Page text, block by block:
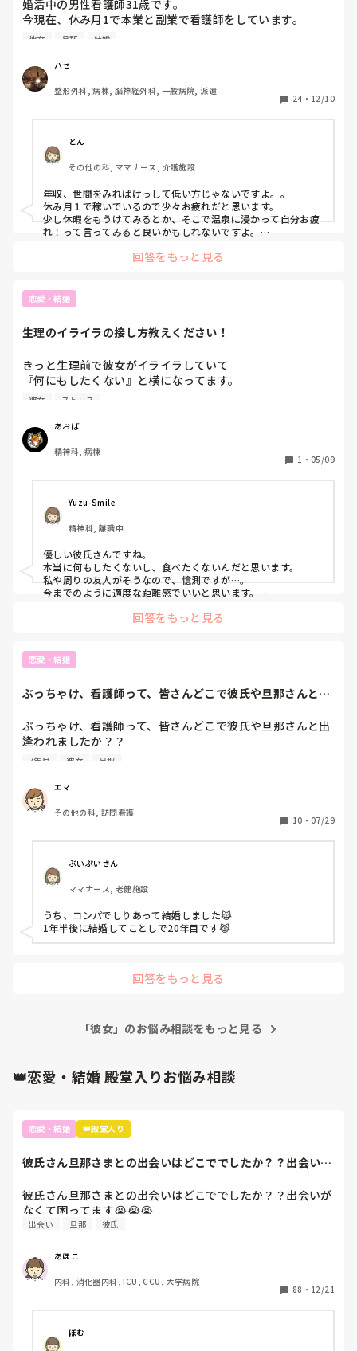
婚活中の男性看護師31歳です。
今現在、休み月1で本業と副業で看護師をしています。
年収自体は680万～700万くらいです。
収800万から1000万以上の方が多くて、こういう方達がライ
バルになるのか〜って思うと自信を無くします。
婚活だと高ステータスな方達と見比べられてそもそも相手に
されないような感じです。
キープという意味では相手にはされる感じはあります。
3ヶ月ごとにボトックス注射をしたり、オシャレではないで
すが、清潔感を気を付けたりしてるのですが上手くいきませ
ん。
最近はもっぱらジムで健康目的のために筋トレして友達と話
気持ちが沈んできているので良かったら気持ちが上向きにな
る方法を色々教えて頂けると嬉しいです。
彼女 旦那 結婚
ハセ
整形外科, 病棟, 脳神経外科, 一般病院, 派遣
24 ・ 12/10
とん
その他の科, ママナース, 介護施設
年収、世間をみればけっして低い方じゃないですよ。。
休み月１で稼いでいるので少々お疲れだと思います。
少し休暇をもうけてみるとか、そこで温泉に浸かって自分お疲
れ！って言ってみると良いかもしれないですよ。
回答をもっと見る
恋愛・結婚
生理のイライラの接し方教えください！
きっと生理前で彼女がイライラしていて
『何にもしたくない』と横になってます。
こー言う時どんな物なら食べたいとかありますか？
時々声をかけたり、そっとしてたり
どんなふうに接したらいいとかアドバイスあれば教えてくだ
彼女 ストレス
あおば
精神科, 病棟
1 ・ 05/09
Yuzu-Smile
精神科, 離職中
優しい彼氏さんですね。
本当に何もしたくないし、食べたくないんだと思います。
私や周りの友人がそうなので、憶測ですが…。
今までのように適度な距離感でいいと思います。
ず自由にしてもらうくらいがちょうど良かったです。
回答をもっと見る
恋愛・結婚
ぶっちゃけ、看護師って、皆さんどこで彼氏や旦那さんと出
ぶっちゃけ、看護師って、皆さんどこで彼氏や旦那さんと出
逢われましたか？？
看護師7年目ですが、コンパや飲み会、紹介、集まりとかで
難しいなと思ってます。
性格とかコミュ力とかも大事とおもいますが、、
皆さんどこで知り合ったのか、どうやって関係性築いたのか
7年目 彼女 旦那
エマ
その他の科, 訪問看護
10 ・ 07/29
ぶいぷいさん
ママナース, 老健施設
うち、コンパでしりあって結婚しました😹
1年半後に結婚してことしで20年目です😹
回答をもっと見る
「彼女」のお悩み相談をもっと見る
👑恋愛・結婚 殿堂入りお悩み相談
恋愛・結婚 👑殿堂入り
彼氏さん旦那さまとの出会いはどこででしたか？？出会いが
彼氏さん旦那さまとの出会いはどこででしたか？？出会いが
なくて困ってます😭😭😭
出会い 旦那 彼氏
あほこ
内科, 消化器内科, ICU, CCU, 大学病院
88 ・ 12/21
ぽむ